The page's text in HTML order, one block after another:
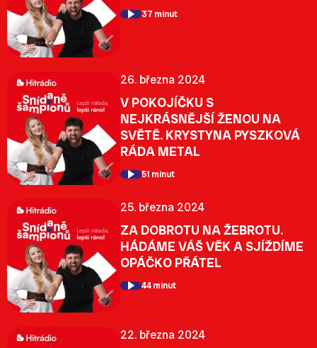
37 minut
26. března 2024
V POKOJÍČKU S
NEJKRÁSNĚJŠÍ ŽENOU NA
SVĚTĚ. KRYSTYNA PYSZKOVÁ
RÁDA METAL
51 minut
25. března 2024
ZA DOBROTU NA ŽEBROTU.
HÁDÁME VÁŠ VĚK A SJÍŽDÍME
OPÁČKO PŘÁTEL
44 minut
22. března 2024